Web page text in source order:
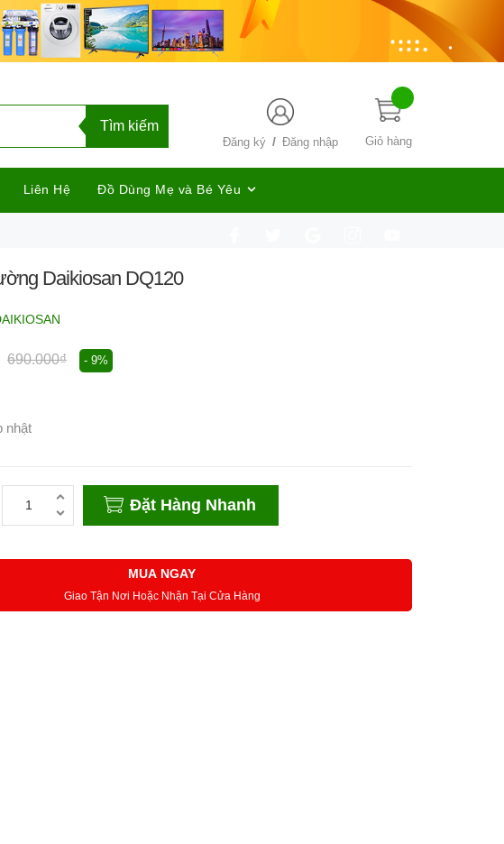
Giỏ hàng
Đăng ký / Đăng nhập
Tìm kiếm
Liên Hệ Đồ Dùng Mẹ và Bé Yêu
Daikiosan DQ120
690.000₫ - 9%
nhật
Đặt Hàng Nhanh
MUA NGAY
Giao Tận Nơi Hoặc Nhận Tại Cửa Hàng